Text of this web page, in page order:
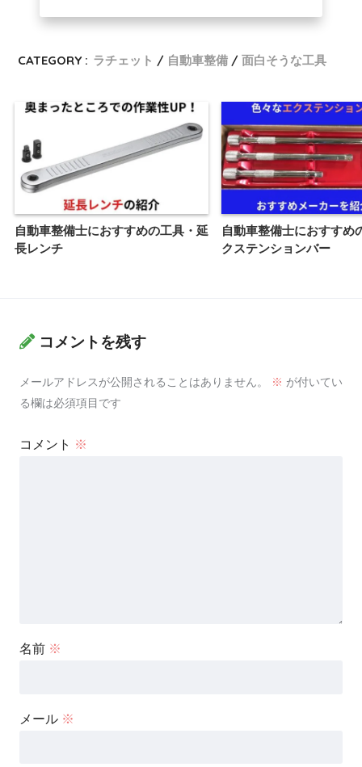
CATEGORY : ラチェット 自動車整備 面白そうな工具
自動車整備士におすすめの工具・延
長レンチ
自動車整備士におすすめ
クステンションバー
コメントを残す
メールアドレスが公開されることはありません。 ※ が付いてい
る欄は必須項目です
コメント ※
名前 ※
メール ※